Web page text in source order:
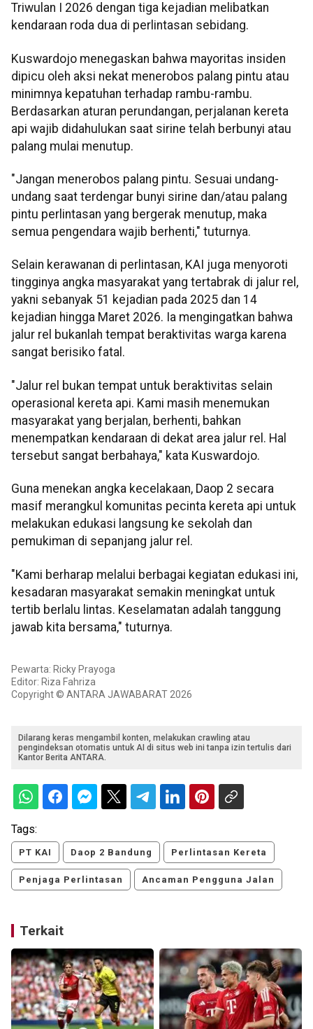
Triwulan I 2026 dengan tiga kejadian melibatkan
kendaraan roda dua di perlintasan sebidang.
Kuswardojo menegaskan bahwa mayoritas insiden
dipicu oleh aksi nekat menerobos palang pintu atau
minimnya kepatuhan terhadap rambu-rambu.
Berdasarkan aturan perundangan, perjalanan kereta
api wajib didahulukan saat sirine telah berbunyi atau
palang mulai menutup.
"Jangan menerobos palang pintu. Sesuai undang-
undang saat terdengar bunyi sirine dan/atau palang
pintu perlintasan yang bergerak menutup, maka
semua pengendara wajib berhenti," tuturnya.
Selain kerawanan di perlintasan, KAI juga menyoroti
tingginya angka masyarakat yang tertabrak di jalur rel,
yakni sebanyak 51 kejadian pada 2025 dan 14
kejadian hingga Maret 2026. Ia mengingatkan bahwa
jalur rel bukanlah tempat beraktivitas warga karena
sangat berisiko fatal.
"Jalur rel bukan tempat untuk beraktivitas selain
operasional kereta api. Kami masih menemukan
masyarakat yang berjalan, berhenti, bahkan
menempatkan kendaraan di dekat area jalur rel. Hal
tersebut sangat berbahaya," kata Kuswardojo.
Guna menekan angka kecelakaan, Daop 2 secara
masif merangkul komunitas pecinta kereta api untuk
melakukan edukasi langsung ke sekolah dan
pemukiman di sepanjang jalur rel.
"Kami berharap melalui berbagai kegiatan edukasi ini,
kesadaran masyarakat semakin meningkat untuk
tertib berlalu lintas. Keselamatan adalah tanggung
jawab kita bersama," tuturnya.
Pewarta: Ricky Prayoga
Editor: Riza Fahriza
Copyright © ANTARA JAWABARAT 2026
Dilarang keras mengambil konten, melakukan crawling atau
pengindeksan otomatis untuk AI di situs web ini tanpa izin tertulis dari
Kantor Berita ANTARA.
Tags:
PT KAI Daop 2 Bandung Perlintasan Kereta
Penjaga Perlintasan Ancaman Pengguna Jalan
Terkait